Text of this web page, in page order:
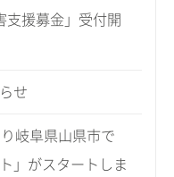
支援募金」受付開
せ
岐阜県山県市で
」がスタートしま